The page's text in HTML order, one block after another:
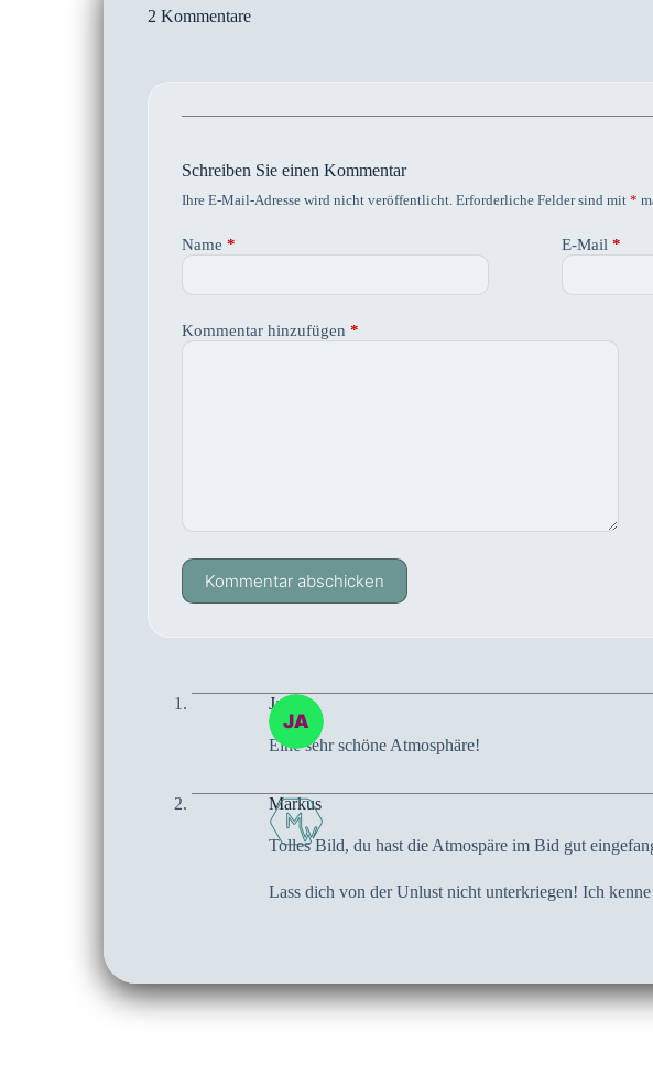
2 Kommentare
Schreiben Sie einen Kommentar
Ihre E-Mail-Adresse wird nicht veröffentlicht. Erforderliche Felder sind mit *
Name * E-Mail *
Kommentar hinzufügen *
Kommentar abschicken
Jan
Eine sehr schöne Atmosphäre!
Markus
Tolles Bild, du hast die Atmospäre im Bid gut
Lass dich von der Unlust nicht unterkriegen! Ich